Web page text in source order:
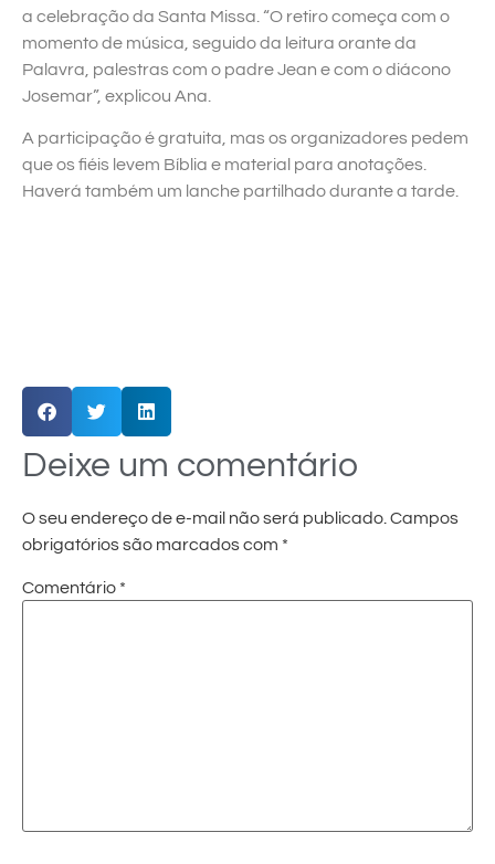
a celebração da Santa Missa. “O retiro começa com o
momento de música, seguido da leitura orante da
Palavra, palestras com o padre Jean e com o diácono
Josemar”, explicou Ana.
A participação é gratuita, mas os organizadores pedem
que os fiéis levem Bíblia e material para anotações.
Haverá também um lanche partilhado durante a tarde.
Deixe um comentário
O seu endereço de e-mail não será publicado. Campos
obrigatórios são marcados com *
Comentário *